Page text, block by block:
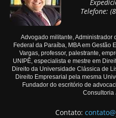
Telefone:
Advogado militante, Administrador
Federal da Paraíba, MBA em Gestão
Vargas, professor, palestrante,
UNIPÊ, especialista e mestre em
Direito da Universidade Clássica de
Direito Empresarial pela mesma
Fundador do escritório de
Consultoria
Contato: